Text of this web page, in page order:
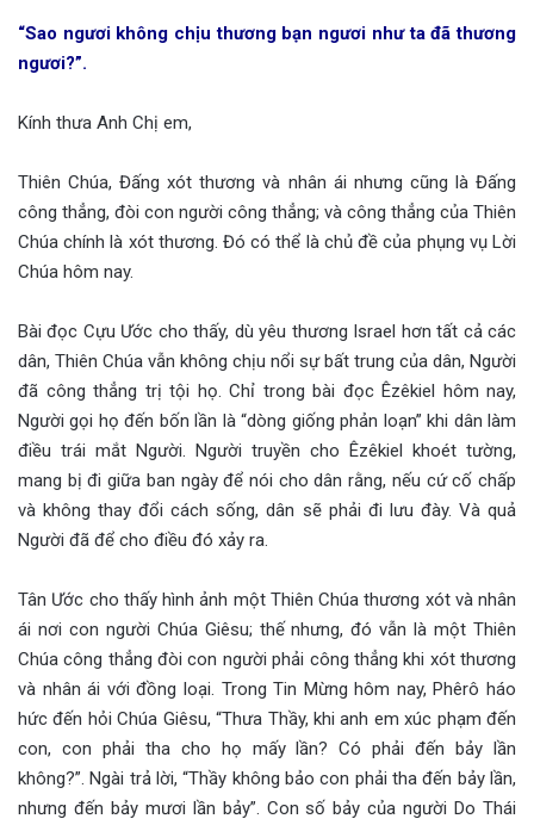
“Sao ngươi không chịu thương bạn ngươi như ta đã thương
ngươi?”.
Kính thưa Anh Chị em,
Thiên Chúa, Đấng xót thương và nhân ái nhưng cũng là Đấng
công thẳng, đòi con người công thẳng; và công thẳng của Thiên
Chúa chính là xót thương. Đó có thể là chủ đề của phụng vụ Lời
Chúa hôm nay.
Bài đọc Cựu Ước cho thấy, dù yêu thương Israel hơn tất cả các
dân, Thiên Chúa vẫn không chịu nổi sự bất trung của dân, Người
đã công thẳng trị tội họ. Chỉ trong bài đọc Êzêkiel hôm nay,
Người gọi họ đến bốn lần là “dòng giống phản loạn” khi dân làm
điều trái mắt Người. Người truyền cho Êzêkiel khoét tường,
mang bị đi giữa ban ngày để nói cho dân rằng, nếu cứ cố chấp
và không thay đổi cách sống, dân sẽ phải đi lưu đày. Và quả
Người đã để cho điều đó xảy ra.
Tân Ước cho thấy hình ảnh một Thiên Chúa thương xót và nhân
ái nơi con người Chúa Giêsu; thế nhưng, đó vẫn là một Thiên
Chúa công thẳng đòi con người phải công thẳng khi xót thương
và nhân ái với đồng loại. Trong Tin Mừng hôm nay, Phêrô háo
hức đến hỏi Chúa Giêsu, “Thưa Thầy, khi anh em xúc phạm đến
con, con phải tha cho họ mấy lần? Có phải đến bảy lần
không?”. Ngài trả lời, “Thầy không bảo con phải tha đến bảy lần,
nhưng đến bảy mươi lần bảy”. Con số bảy của người Do Thái